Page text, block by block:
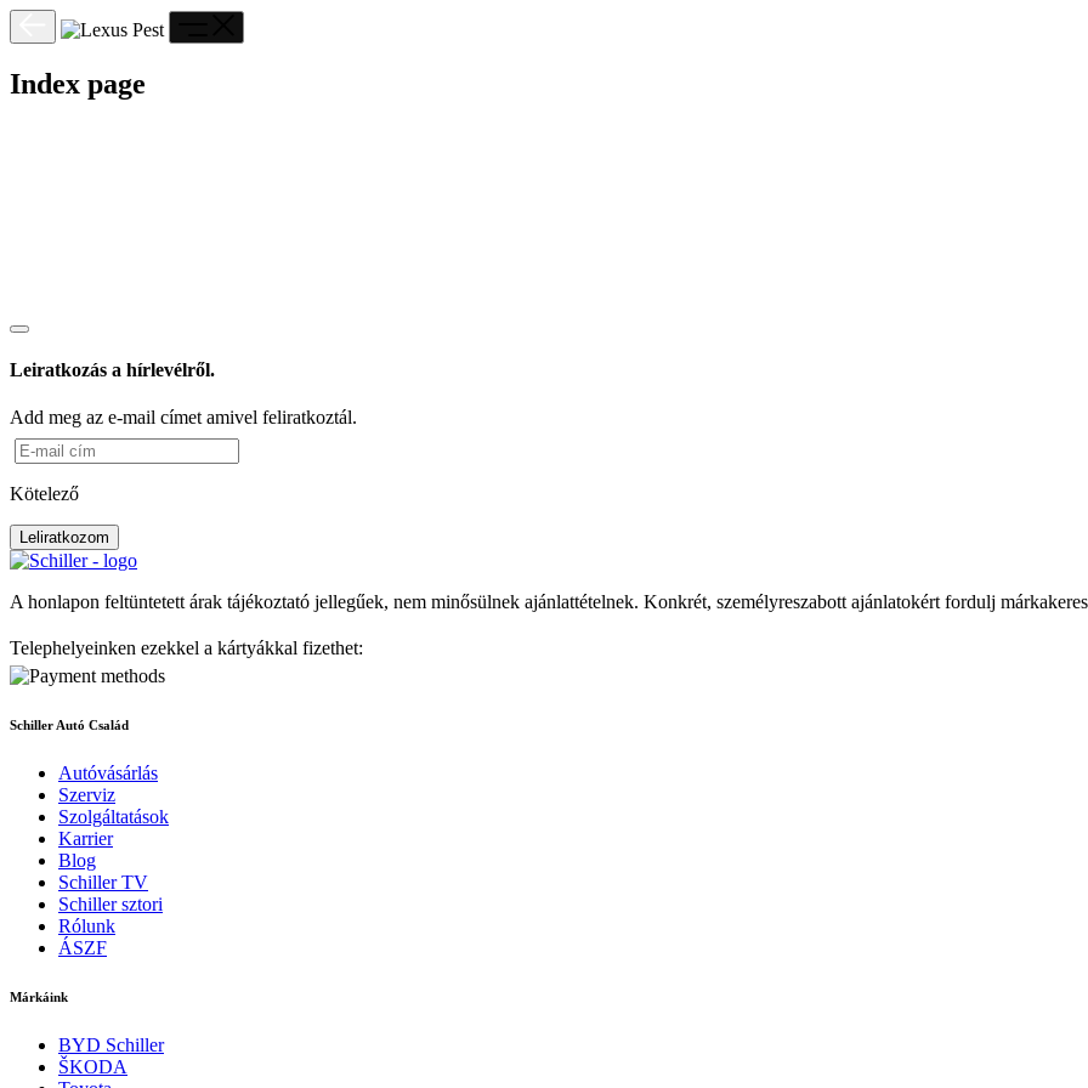
Index page
Leiratkozás a hírlevélről.
Add meg az e-mail címet amivel feliratkoztál.
Kötelező
Leliratkozom
A honlapon feltüntetett árak tájékoztató jellegűek, nem minősülnek ajánlattételnek. Konkrét, személyreszabott ajánlatokért fordulj
Telephelyeinken ezekkel a kártyákkal fizethet:
Schiller Autó Család
Autóvásárlás
Szerviz
Szolgáltatások
Karrier
Blog
Schiller TV
Schiller sztori
Rólunk
ÁSZF
Márkáink
BYD Schiller
ŠKODA